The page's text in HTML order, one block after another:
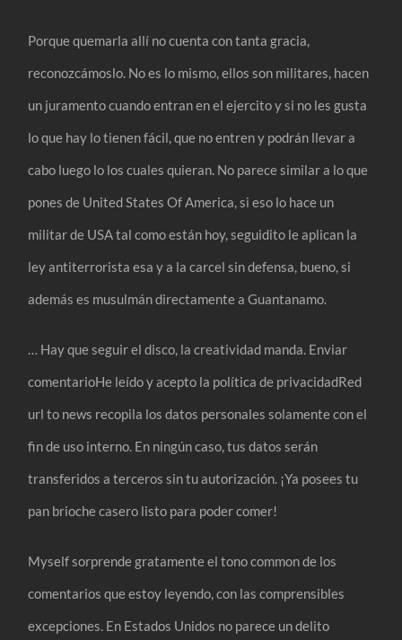
Porque quemarla allí no cuenta con tanta gracia,
reconozcámoslo. No es lo mismo, ellos son militares, hacen
un juramento cuando entran en el ejercito y si no les gusta
lo que hay lo tienen fácil, que no entren y podrán llevar a
cabo luego lo los cuales quieran. No parece similar a lo que
pones de United States Of America, si eso lo hace un
militar de USA tal como están hoy, seguidito le aplican la
ley antiterrorista esa y a la carcel sin defensa, bueno, si
además es musulmán directamente a Guantanamo.
… Hay que seguir el disco, la creatividad manda. Enviar
comentarioHe leído y acepto la política de privacidadRed
url to news recopila los datos personales solamente con el
fin de uso interno. En ningún caso, tus datos serán
transferidos a terceros sin tu autorización. ¡Ya posees tu
pan brioche casero listo para poder comer!
Myself sorprende gratamente el tono common de los
comentarios que estoy leyendo, con las comprensibles
excepciones. En Estados Unidos no parece un delito